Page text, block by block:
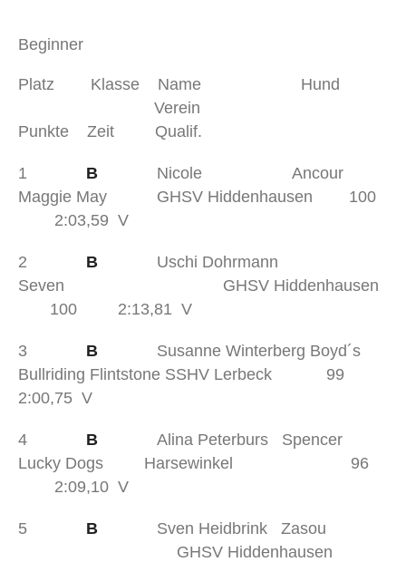
Beginner
Platz Klasse Name Hund
Verein
Punkte Zeit Qualif.
1 B Nicole Ancour
Maggie May GHSV Hiddenhausen 100
2:03,59 V
2 B Uschi Dohrmann
Seven GHSV Hiddenhausen
100 2:13,81 V
3 B Susanne Winterberg Boyd´s
Bullriding Flintstone SSHV Lerbeck 99
2:00,75 V
4 B Alina Peterburs Spencer
Lucky Dogs Harsewinkel 96
2:09,10 V
5 B Sven Heidbrink Zasou
GHSV Hiddenhausen